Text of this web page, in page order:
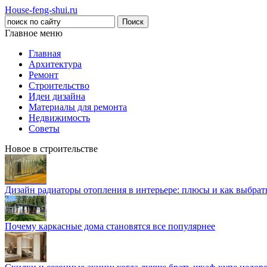
House-feng-shui.ru
Главное меню
Главная
Архитектура
Ремонт
Строительство
Идеи дизайна
Материалы для ремонта
Недвижимость
Советы
Новое в строительстве
Дизайн радиаторы отопления в интерьере: плюсы и как
Почему каркасные дома становятся все популярнее